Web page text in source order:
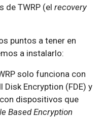
de TWRP (el recovery
puntos a tener en
a instalarlo:
solo funciona con
Encryption (FDE) y
dispositivos que
Based Encryption